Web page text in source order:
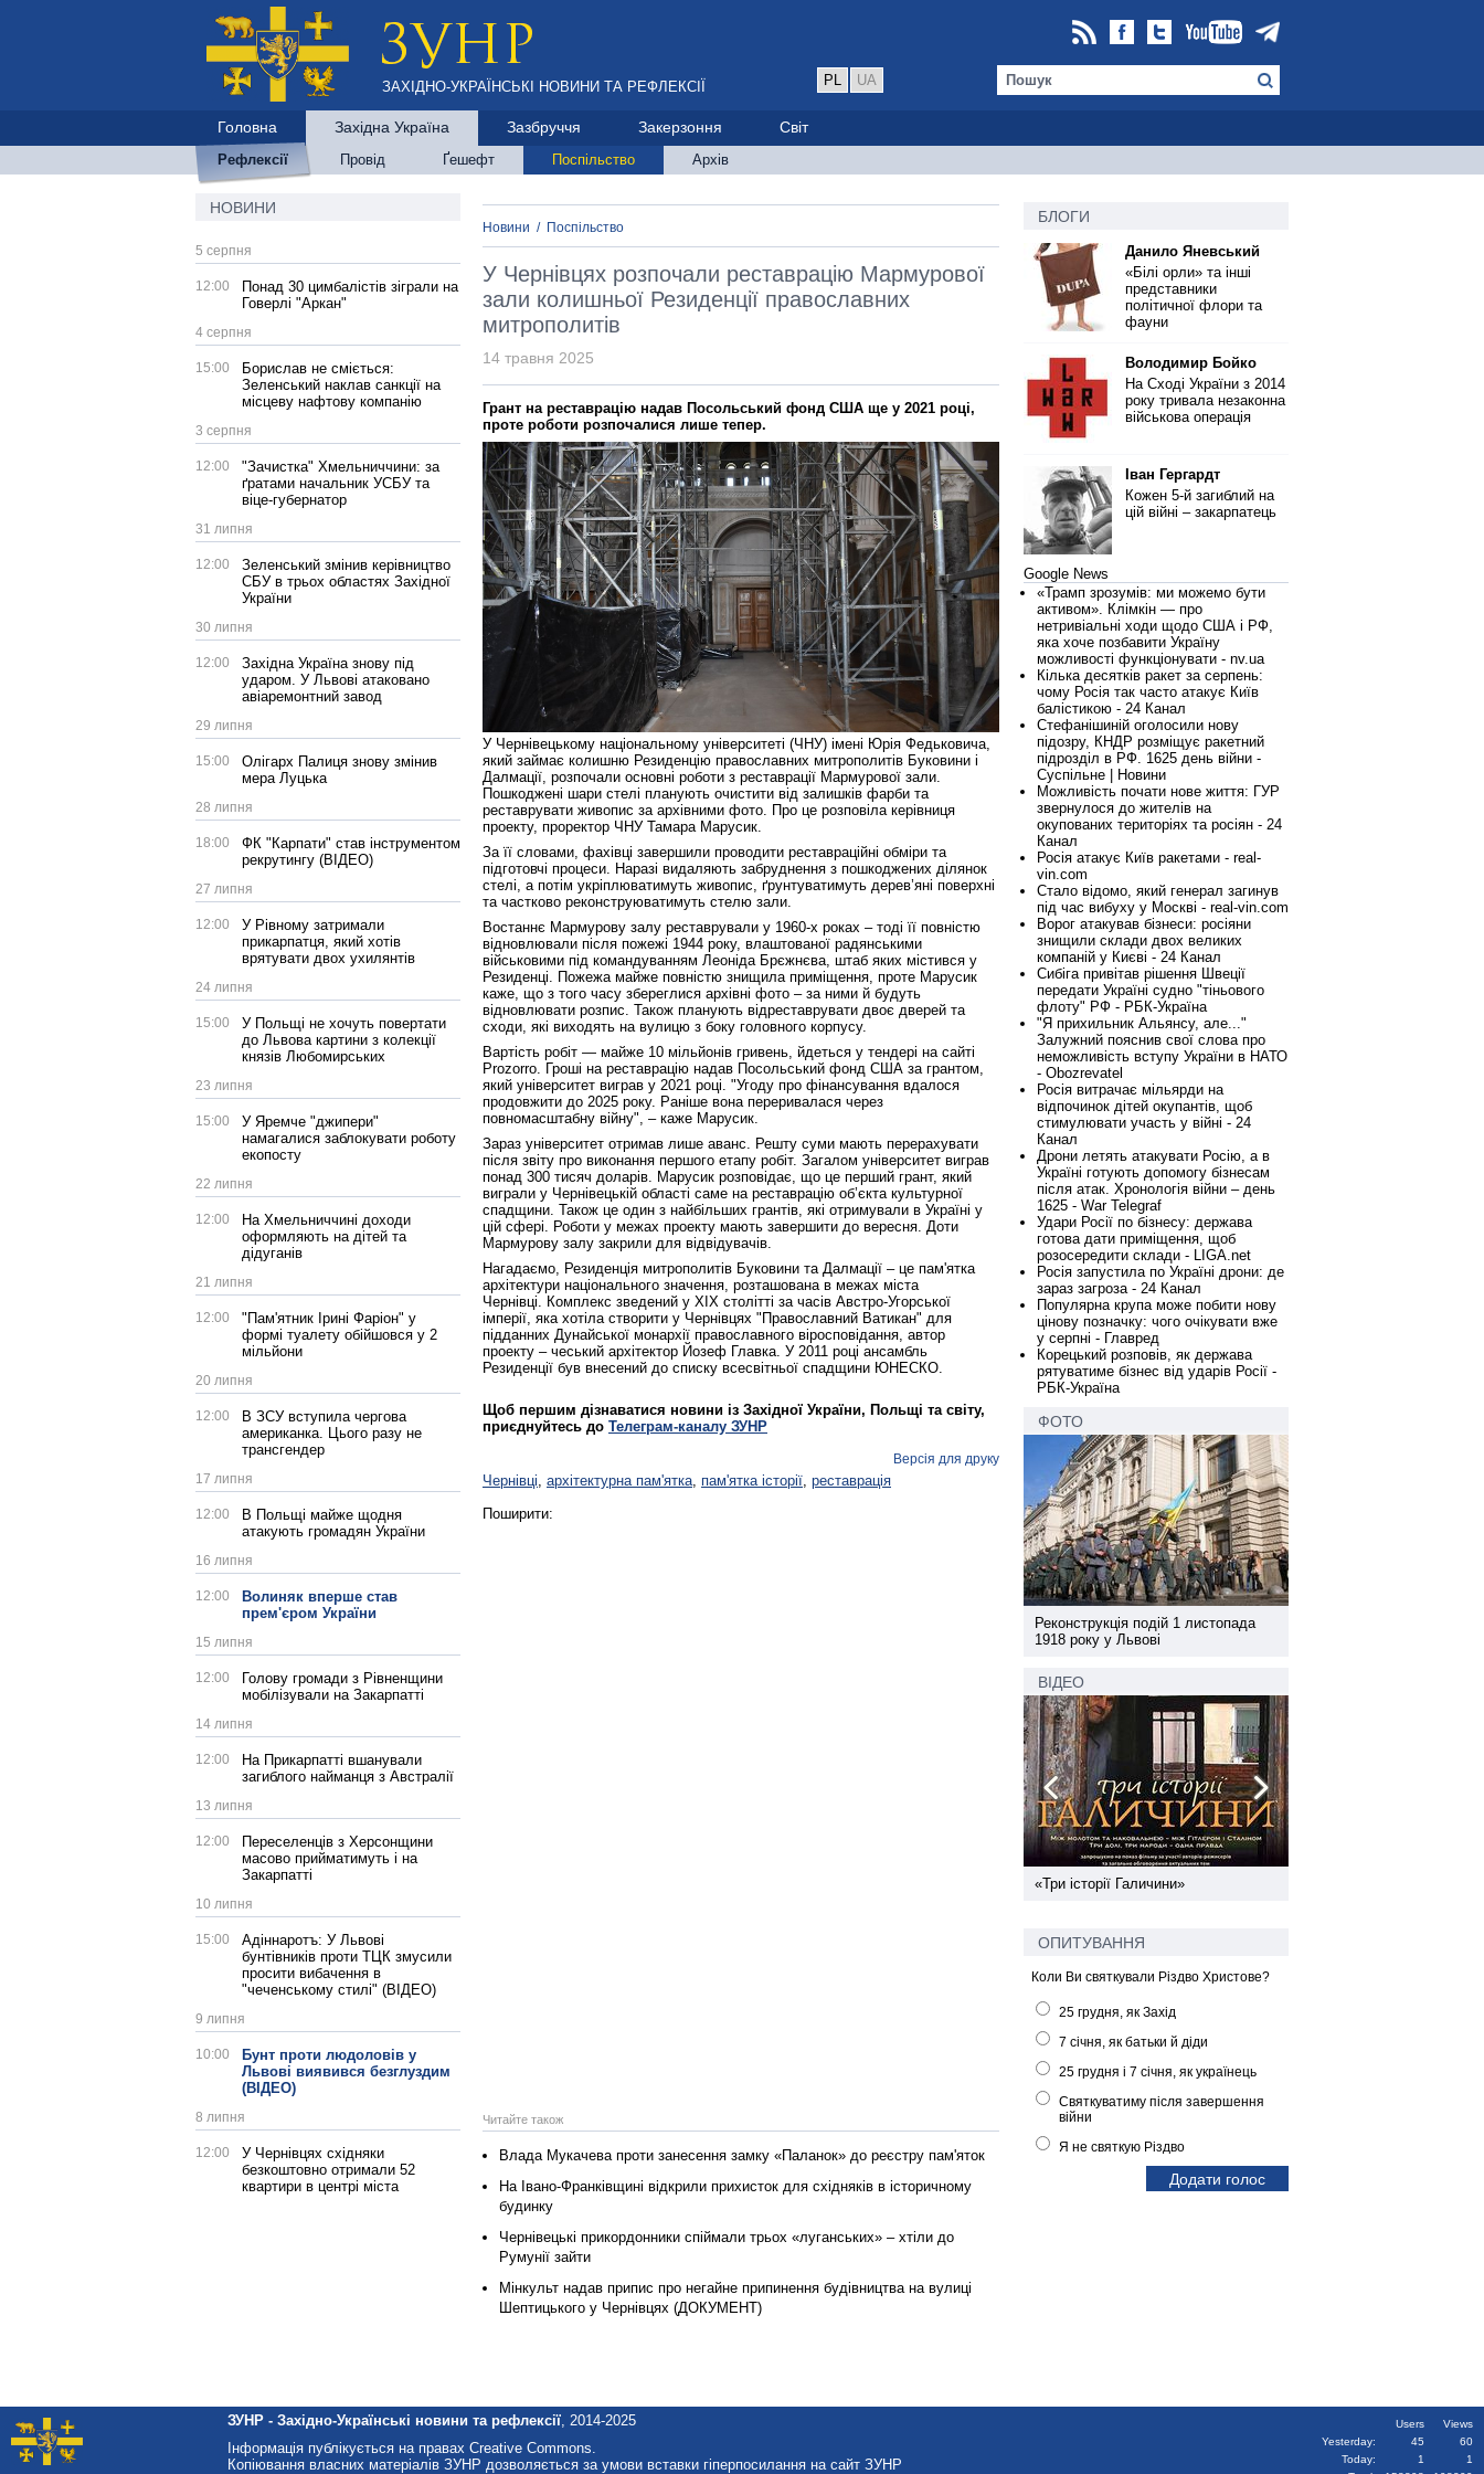
ЗАХІДНО-УКРАЇНСЬКІ НОВИНИ ТА РЕФЛЕКСІЇ PL UA
Головна Західна Україна Зазбруччя Закерзоння Світ
Рефлексії Провід Ґешефт Поспільство Архів
НОВИНИ
5 серпня
12:00
Понад 30 цимбалістів зіграли на
Говерлі "Аркан"
4 серпня
15:00
Борислав не сміється:
Зеленський наклав санкції на
місцеву нафтову компанію
3 серпня
12:00
"Зачистка" Хмельниччини: за
ґратами начальник УСБУ та
віце-губернатор
31 липня
12:00
Зеленський змінив керівництво
СБУ в трьох областях Західної
України
30 липня
12:00
Західна Україна знову під
ударом. У Львові атаковано
авіаремонтний завод
29 липня
15:00
Олігарх Палиця знову змінив
мера Луцька
28 липня
18:00
ФК "Карпати" став інструментом
рекрутингу (ВІДЕО)
27 липня
12:00
У Рівному затримали
прикарпатця, який хотів
врятувати двох ухилянтів
24 липня
15:00
У Польщі не хочуть повертати
до Львова картини з колекції
князів Любомирських
23 липня
15:00
У Яремче "джипери"
намагалися заблокувати роботу
екопосту
22 липня
12:00
На Хмельниччині доходи
оформляють на дітей та
дідуганів
21 липня
12:00
"Пам'ятник Ірині Фаріон" у
формі туалету обійшовся у 2
мільйони
20 липня
12:00
В ЗСУ вступила чергова
американка. Цього разу не
трансгендер
17 липня
12:00
В Польщі майже щодня
атакують громадян України
16 липня
12:00
Волиняк вперше став
прем'єром України
15 липня
12:00
Голову громади з Рівненщини
мобілізували на Закарпатті
14 липня
12:00
На Прикарпатті вшанували
загиблого найманця з Австралії
13 липня
12:00
Переселенців з Херсонщини
масово прийматимуть і на
Закарпатті
10 липня
15:00
Адіннаротъ: У Львові
бунтівників проти ТЦК змусили
просити вибачення в
"чеченському стилі" (ВІДЕО)
9 липня
10:00
Бунт проти людоловів у
Львові виявився безглуздим
(ВІДЕО)
8 липня
12:00
У Чернівцях східняки
безкоштовно отримали 52
квартири в центрі міста
Новини / Поспільство
У Чернівцях розпочали реставрацію Мармурової
зали колишньої Резиденції православних
митрополитів
14 травня 2025
Грант на реставрацію надав Посольський фонд США ще у 2021 році,
проте роботи розпочалися лише тепер.
У Чернівецькому національному університеті (ЧНУ) імені Юрія Федьковича,
який займає колишню Резиденцію православних митрополитів Буковини і
Далмації, розпочали основні роботи з реставрації Мармурової зали.
Пошкоджені шари стелі планують очистити від залишків фарби та
реставрувати живопис за архівними фото. Про це розповіла керівниця
проекту, проректор ЧНУ Тамара Марусик.
За її словами, фахівці завершили проводити реставраційні обміри та
підготовчі процеси. Наразі видаляють забруднення з пошкоджених ділянок
стелі, а потім укріплюватимуть живопис, ґрунтуватимуть дерев’яні поверхні
та частково реконструюватимуть стелю зали.
Востаннє Мармурову залу реставрували у 1960-х роках – тоді її повністю
відновлювали після пожежі 1944 року, влаштованої радянськими
військовими під командуванням Леоніда Брєжнєва, штаб яких містився у
Резиденці. Пожежа майже повністю знищила приміщення, проте Марусик
каже, що з того часу збереглися архівні фото – за ними й будуть
відновлювати розпис. Також планують відреставрувати двоє дверей та
сходи, які виходять на вулицю з боку головного корпусу.
Вартість робіт — майже 10 мільйонів гривень, йдеться у тендері на сайті
Prozorro. Гроші на реставрацію надав Посольський фонд США за грантом,
який університет виграв у 2021 році. "Угоду про фінансування вдалося
продовжити до 2025 року. Раніше вона переривалася через
повномасштабну війну", – каже Марусик.
Зараз університет отримав лише аванс. Решту суми мають перерахувати
після звіту про виконання першого етапу робіт. Загалом університет виграв
понад 300 тисяч доларів. Марусик розповідає, що це перший грант, який
виграли у Чернівецькій області саме на реставрацію об’єкта культурної
спадщини. Також це один з найбільших грантів, які отримували в Україні у
цій сфері. Роботи у межах проекту мають завершити до вересня. Доти
Мармурову залу закрили для відвідувачів.
Нагадаємо, Резиденція митрополитів Буковини та Далмації – це пам'ятка
архітектури національного значення, розташована в межах міста
Чернівці. Комплекс зведений у XIX столітті за часів Австро-Угорської
імперії, яка хотіла створити у Чернівцях "Православний Ватикан" для
підданних Дунайської монархії православного віросповідання, автор
проекту – чеський архітектор Йозеф Главка. У 2011 році ансамбль
Резиденції був внесений до списку всесвітньої спадщини ЮНЕСКО.
Щоб першим дізнаватися новини із Західної України, Польщі та світу,
приєднуйтесь до Телеграм-каналу ЗУНР
Версія для друку
Чернівці, архітектурна пам'ятка, пам'ятка історії, реставрація
Поширити:
Читайте також
Влада Мукачева проти занесення замку «Паланок» до реєстру пам'яток
На Івано-Франківщині відкрили прихисток для східняків в історичному
будинку
Чернівецькі прикордонники спіймали трьох «луганських» – хтіли до
Румунії зайти
Мінкульт надав припис про негайне припинення будівництва на вулиці
Шептицького у Чернівцях (ДОКУМЕНТ)
БЛОГИ
Данило Яневський
«Білі орли» та інші
представники
політичної флори та
фауни
Володимир Бойко
На Сході України з 2014
року тривала незаконна
військова операція
Іван Гергардт
Кожен 5-й загиблий на
цій війні – закарпатець
Google News
«Трамп зрозумів: ми можемо бути
активом». Клімкін — про
нетривіальні ходи щодо США і РФ,
яка хоче позбавити Україну
можливості функціонувати - nv.ua
Кілька десятків ракет за серпень:
чому Росія так часто атакує Київ
балістикою - 24 Канал
Стефанішиній оголосили нову
підозру, КНДР розміщує ракетний
підрозділ в РФ. 1625 день війни -
Суспільне | Новини
Можливість почати нове життя: ГУР
звернулося до жителів на
окупованих територіях та росіян - 24
Канал
Росія атакує Київ ракетами - real-
vin.com
Стало відомо, який генерал загинув
під час вибуху у Москві - real-vin.com
Ворог атакував бізнеси: росіяни
знищили склади двох великих
компаній у Києві - 24 Канал
Сибіга привітав рішення Швеції
передати Україні судно "тіньового
флоту" РФ - РБК-Україна
"Я прихильник Альянсу, але..."
Залужний пояснив свої слова про
неможливість вступу України в НАТО
- Obozrevatel
Росія витрачає мільярди на
відпочинок дітей окупантів, щоб
стимулювати участь у війні - 24
Канал
Дрони летять атакувати Росію, а в
Україні готують допомогу бізнесам
після атак. Хронологія війни – день
1625 - War Telegraf
Удари Росії по бізнесу: держава
готова дати приміщення, щоб
розосередити склади - LIGA.net
Росія запустила по Україні дрони: де
зараз загроза - 24 Канал
Популярна крупа може побити нову
цінову позначку: чого очікувати вже
у серпні - Главред
Корецький розповів, як держава
рятуватиме бізнес від ударів Росії -
РБК-Україна
ФОТО
Реконструкція подій 1 листопада
1918 року у Львові
ВІДЕО
«Три історії Галичини»
ОПИТУВАННЯ
Коли Ви святкували Різдво Христове?
25 грудня, як Захід
7 січня, як батьки й діди
25 грудня і 7 січня, як українець
Святкуватиму після завершення
війни
Я не святкую Різдво
ЗУНР - Західно-Українські новини та рефлексії, 2014-2025
Інформація публікується на правах Creative Commons.
Копіювання власних матеріалів ЗУНР дозволяється за умови вставки гіперпосилання на сайт ЗУНР
Users
Views
Yesterday:
45
60
Today:
1
1